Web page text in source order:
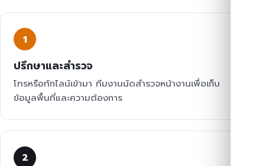
1
ปรึกษาและสำรวจ
โทรหรือทักไลน์เข้ามา ทีมงานนัดสำรวจหน้างานเพื่อเก็บ
ข้อมูลพื้นที่และความต้องการ
2